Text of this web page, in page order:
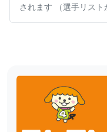
されます （選手リスト